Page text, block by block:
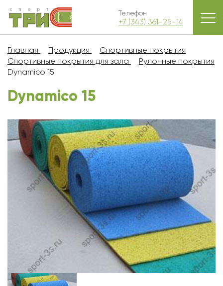
Телефон
+7 (343) 361-25-14
Главная Продукция
Спортивные покрытия
Спортивные покрытия для зала
Рулонные покрытия
Dynamico 15
Dynamico 15